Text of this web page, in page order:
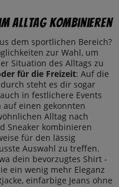
Alltag kombinieren
dem sportlichen Bereich?
zur Wahl, um
Situation des Alltags zu
für die Freizeit: Auf die
steht es dir sogar
auch in festlichere Events
einen gekonnten
Alltag nach
Sneaker kombinieren
für den lässig
Auswahl zu treffen.
dein bevorzugtes Shirt -
ein wenig mehr Eleganz
einfarbige Jeans ohne